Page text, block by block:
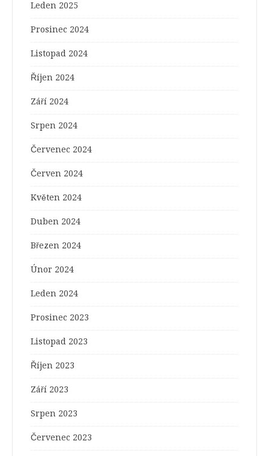
Leden 2025
Prosinec 2024
Listopad 2024
Říjen 2024
Září 2024
Srpen 2024
Červenec 2024
Červen 2024
Květen 2024
Duben 2024
Březen 2024
Únor 2024
Leden 2024
Prosinec 2023
Listopad 2023
Říjen 2023
Září 2023
Srpen 2023
Červenec 2023